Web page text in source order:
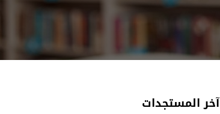
آخر المستجدات